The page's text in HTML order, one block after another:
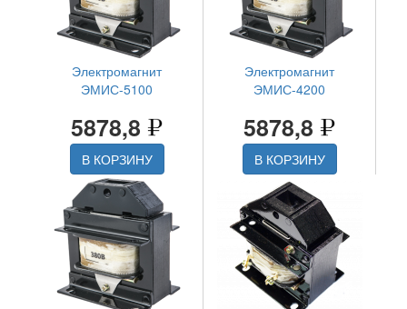
Электромагнит
ЭМИС-5100
5878,8
В КОРЗИНУ
Электромагнит
ЭМИС-4200
5878,8
В КОРЗИНУ